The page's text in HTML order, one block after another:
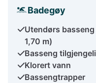
Badegøy
Utendørs
1,70 m)
Basseng
Klorert vann
Bassengtrapper